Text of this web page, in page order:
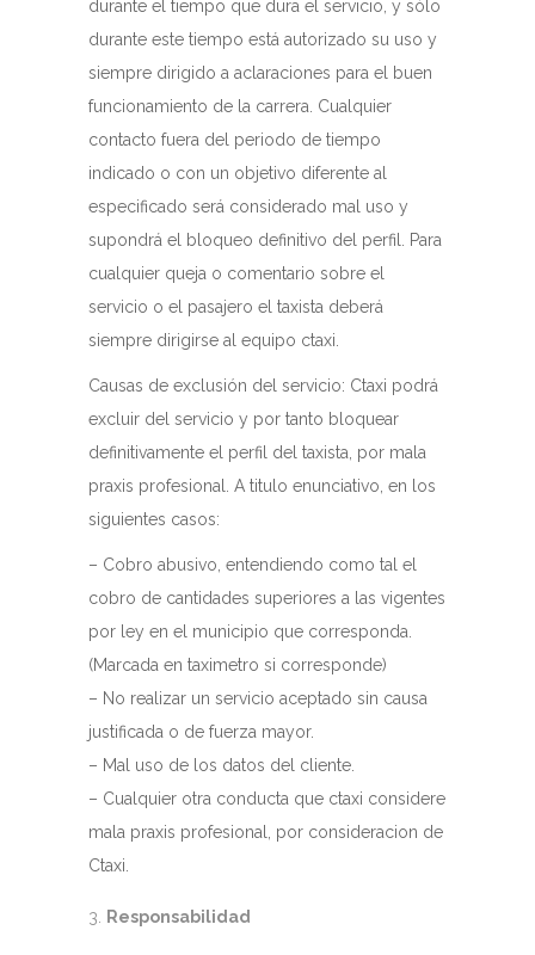
durante el tiempo que dura el servicio, y sólo
durante este tiempo está autorizado su uso y
siempre dirigido a aclaraciones para el buen
funcionamiento de la carrera. Cualquier
contacto fuera del periodo de tiempo
indicado o con un objetivo diferente al
especificado será considerado mal uso y
supondrá el bloqueo definitivo del perfil. Para
cualquier queja o comentario sobre el
servicio o el pasajero el taxista deberá
siempre dirigirse al equipo ctaxi.
Causas de exclusión del servicio: Ctaxi podrá
excluir del servicio y por tanto bloquear
definitivamente el perfil del taxista, por mala
praxis profesional. A titulo enunciativo, en los
siguientes casos:
– Cobro abusivo, entendiendo como tal el
cobro de cantidades superiores a las vigentes
por ley en el municipio que corresponda.
(Marcada en taximetro si corresponde)
– No realizar un servicio aceptado sin causa
justificada o de fuerza mayor.
– Mal uso de los datos del cliente.
– Cualquier otra conducta que ctaxi considere
mala praxis profesional, por consideracion de
Ctaxi.
Responsabilidad